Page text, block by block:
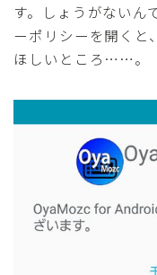
す。しょうがないん
ーポリシーを開くと
ほしいところ……。